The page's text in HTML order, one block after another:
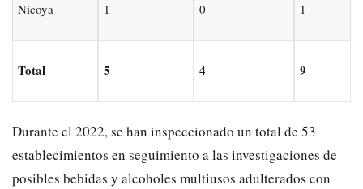
Nicoya 1 0 1
Total 5 4 9
Durante el 2022, se han inspeccionado un total de 53
establecimientos en seguimiento a las investigaciones de
posibles bebidas y alcoholes multiusos adulterados con